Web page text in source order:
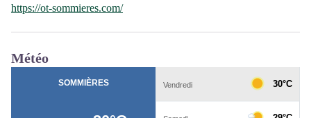
https://ot-sommieres.com/
Météo